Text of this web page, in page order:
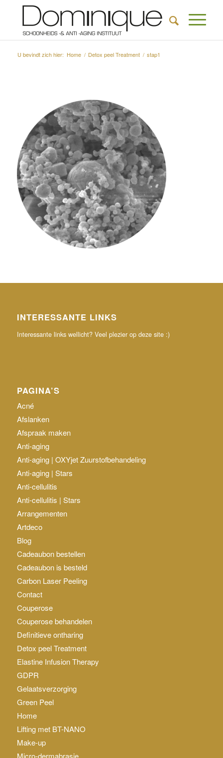
U bevindt zich hier: Home / Detox peel Treatment / stap1
INTERESSANTE LINKS
Interessante links wellicht? Veel plezier op deze site :)
PAGINA’S
Acné
Afslanken
Afspraak maken
Anti-aging
Anti-aging | OXYjet Zuurstofbehandeling
Anti-aging | Stars
Anti-cellulitis
Anti-cellulitis | Stars
Arrangementen
Artdeco
Blog
Cadeaubon bestellen
Cadeaubon is besteld
Carbon Laser Peeling
Contact
Couperose
Couperose behandelen
Definitieve ontharing
Detox peel Treatment
Elastine Infusion Therapy
GDPR
Gelaatsverzorging
Green Peel
Home
Lifting met BT-NANO
Make-up
Micro-dermabrasie